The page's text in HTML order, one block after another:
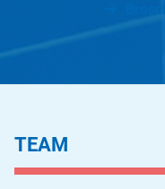
TEAM